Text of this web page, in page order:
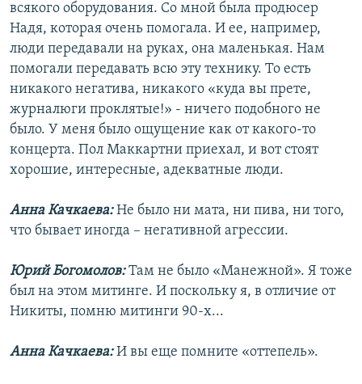
всякого оборудования. Со мной была продюсер
Надя, которая очень помогала. И ее, например,
люди передавали на руках, она маленькая. Нам
помогали передавать всю эту технику. То есть
никакого негатива, никакого «куда вы прете,
журналюги проклятые!» - ничего подобного не
было. У меня было ощущение как от какого-то
концерта. Пол Маккартни приехал, и вот стоят
хорошие, интересные, адекватные люди.
Анна Качкаева:Не было ни мата, ни пива, ни того,
что бывает иногда – негативной агрессии.
Юрий Богомолов:Там не было «Манежной». Я тоже
был на этом митинге. И поскольку я, в отличие от
Никиты, помню митинги 90-х...
Анна Качкаева:И вы еще помните «оттепель».